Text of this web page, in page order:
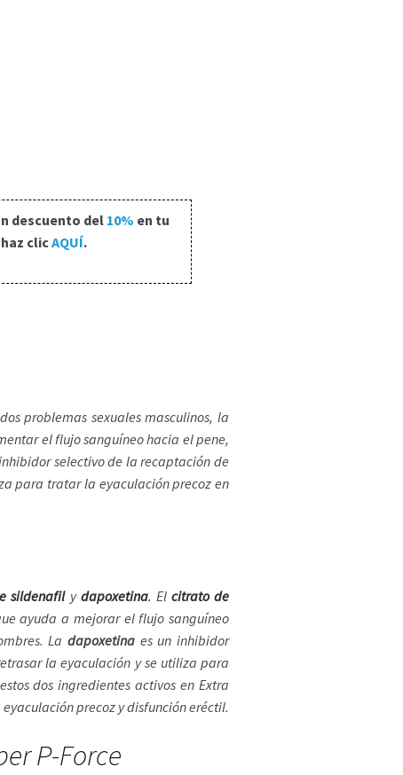
descuento del 10% en tu
clicAQUÍ.
problemas sexuales masculinos, la
el flujo sanguíneo hacia el pene,
selectivo de la recaptación de
para tratar la eyaculación precoz en
sildenafil y dapoxetina. El citrato de
ayuda a mejorar el flujo sanguíneo
Ladapoxetina es un inhibidor
la eyaculación y se utiliza para
dos ingredientes activos en Extra
precoz y disfunción eréctil.
P-Force